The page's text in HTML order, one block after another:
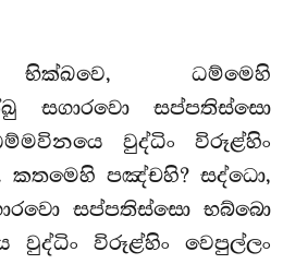
භික්ඛවෙ, ධම්මෙහි
සගාරවො සප්පතිස්සො
වුද්ධිං විරූළ්හිං
කතමෙහි පඤ්චහි? සද්ධො,
සප්පතිස්සො භබ්බො
වුද්ධිං විරූළ්හිං වෙපුල්ලං